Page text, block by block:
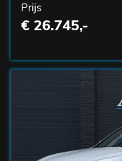
Prijs
€ 26.745,-